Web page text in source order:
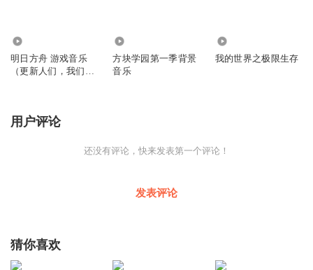
明日方舟 游戏音乐
（更新人们，我们，
方块学园第一季背景
音乐
我的世界之极限生存
用户评论
还没有评论，快来发表第一个评论！
发表评论
猜你喜欢